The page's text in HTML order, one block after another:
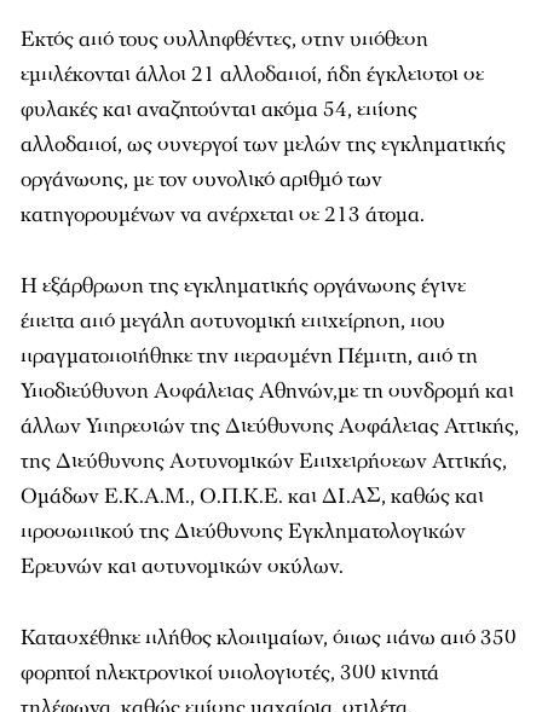
Εκτός από τους συλληφθέντες, στην υπόθεση
εμπλέκονται άλλοι 21 αλλοδαποί, ήδη έγκλειστοι σε
φυλακές και αναζητούνται ακόμα 54, επίσης
αλλοδαποί, ως συνεργοί των μελών της εγκληματικής
οργάνωσης, με τον συνολικό αριθμό των
κατηγορουμένων να ανέρχεται σε 213 άτομα.
Η εξάρθρωση της εγκληματικής οργάνωσης έγινε
έπειτα από μεγάλη αστυνομική επιχείρηση, που
πραγματοποιήθηκε την περασμένη Πέμπτη, από τη
Υποδιεύθυνση Ασφάλειας Αθηνών,με τη συνδρομή και
άλλων Υπηρεσιών της Διεύθυνσης Ασφάλειας Αττικής,
της Διεύθυνσης Αστυνομικών Επιχειρήσεων Αττικής,
Ομάδων Ε.Κ.Α.Μ., Ο.Π.Κ.Ε. και ΔΙ.ΑΣ, καθώς και
προσωπικού της Διεύθυνσης Εγκληματολογικών
Ερευνών και αστυνομικών σκύλων.
Κατασχέθηκε πλήθος κλοπιμαίων, όπως πάνω από 350
φορητοί ηλεκτρονικοί υπολογιστές, 300 κινητά